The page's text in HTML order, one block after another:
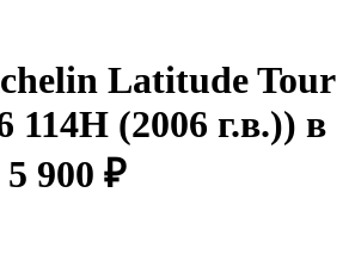
Latitude Tour
114H (2006 г.в.)) в
900 ₽